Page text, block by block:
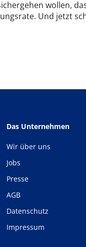
wollen,
Und jetzt
Das Unternehmen
Wir über uns
Jobs
Presse
AGB
Datenschutz
Impressum